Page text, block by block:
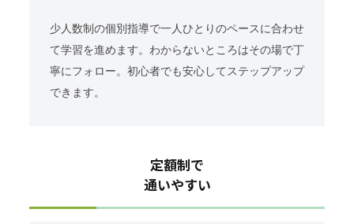
少人数制の個別指導で一人ひとりのペースに合わせ
て学習を進めます。わからないところはその場で丁
寧にフォロー。初心者でも安心してステップアップ
できます。
定額制で
通いやすい